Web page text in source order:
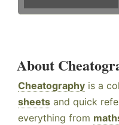
About
Cheatography is a
sheets and quick
everything from